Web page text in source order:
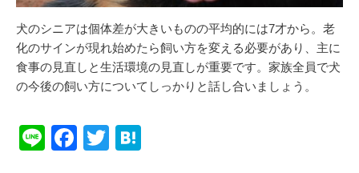
犬のシニアは個体差が大きいものの平均的には7才から。老
化のサインが現れ始めたら飼い方を変える必要があり、主に
食事の見直しと生活環境の見直しが重要です。家族全員で犬
の今後の飼い方についてしっかりと話し合いましょう。
Li
F
T